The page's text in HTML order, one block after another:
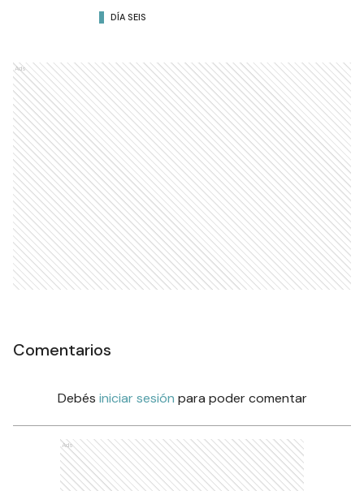
DÍA SEIS
Ads
Comentarios
Debés iniciar sesión para poder comentar
Ads